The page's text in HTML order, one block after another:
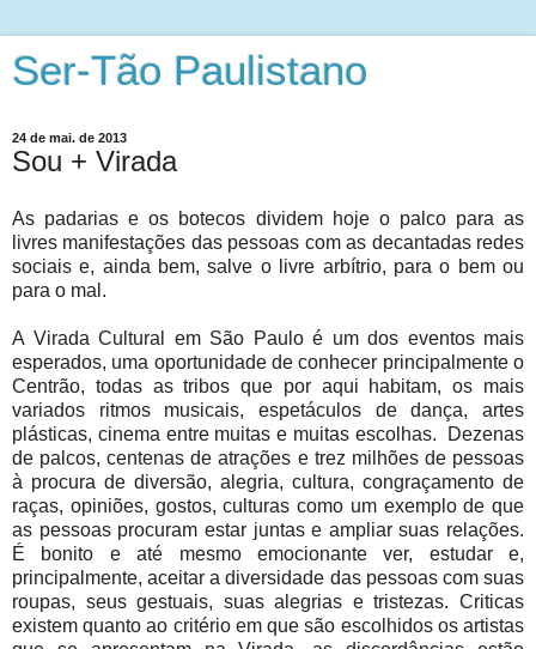
Ser-Tão Paulistano
24 de mai. de 2013
Sou + Virada
As padarias e os botecos dividem hoje o palco para as
livres manifestações das pessoas com as decantadas redes
sociais e, ainda bem, salve o livre arbítrio, para o bem ou
para o mal.
A Virada Cultural em São Paulo é um dos eventos mais
esperados, uma oportunidade de conhecer principalmente o
Centrão, todas as tribos que por aqui habitam, os mais
variados ritmos musicais, espetáculos de dança, artes
plásticas, cinema entre muitas e muitas escolhas. Dezenas
de palcos, centenas de atrações e trez milhões de pessoas
à procura de diversão, alegria, cultura, congraçamento de
raças, opiniões, gostos, culturas como um exemplo de que
as pessoas procuram estar juntas e ampliar suas relações.
É bonito e até mesmo emocionante ver, estudar e,
principalmente, aceitar a diversidade das pessoas com suas
roupas, seus gestuais, suas alegrias e tristezas. Criticas
existem quanto ao critério em que são escolhidos os artistas